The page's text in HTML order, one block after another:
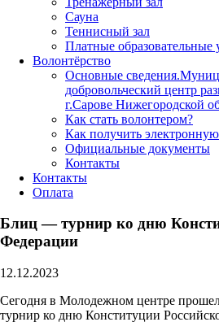
Сауна
Теннисный зал
Платные образовательные
Волонтёрство
Основные
добровольческий центр
г.Сарове Нижегородской
Как стать волонтером?
Как получить
Официальные документы
Контакты
Контакты
Оплата
Блиц — турнир ко дню
Федерации
12.12.2023
Сегодня в Молодежном центре
турнир ко дню Конституции